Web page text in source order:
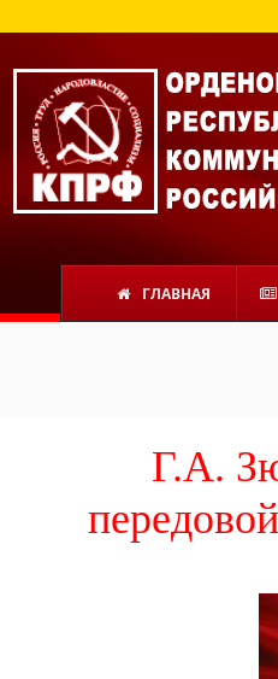
ГЛАВНАЯ
Г.А.